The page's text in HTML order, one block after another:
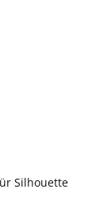
Silhouette